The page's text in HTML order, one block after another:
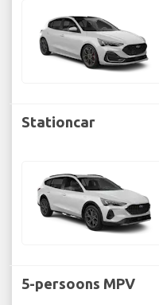
Stationcar
5-persoons MPV